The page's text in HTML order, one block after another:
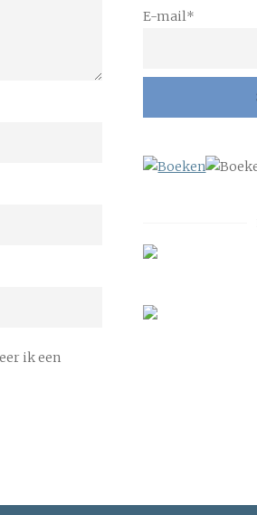
ik een
E-mail*